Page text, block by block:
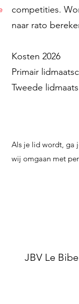
competities.
naar rato
Kosten 2026
Primair
Tweede
Als je lid wordt, ga
wij omgaan met
JBV Le